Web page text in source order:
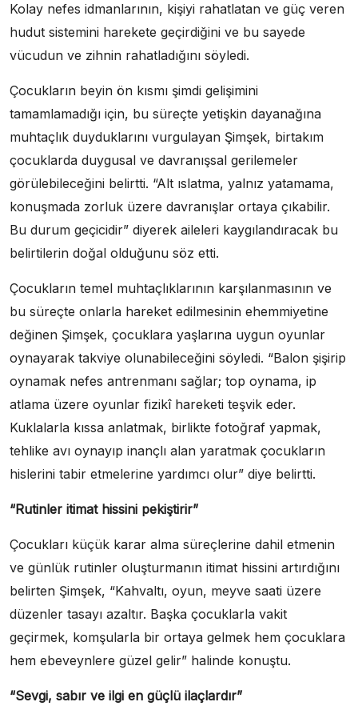
Kolay nefes idmanlarının, kişiyi rahatlatan ve güç veren
hudut sistemini harekete geçirdiğini ve bu sayede
vücudun ve zihnin rahatladığını söyledi.
Çocukların beyin ön kısmı şimdi gelişimini
tamamlamadığı için, bu süreçte yetişkin dayanağına
muhtaçlık duyduklarını vurgulayan Şimşek, birtakım
çocuklarda duygusal ve davranışsal gerilemeler
görülebileceğini belirtti. “Alt ıslatma, yalnız yatamama,
konuşmada zorluk üzere davranışlar ortaya çıkabilir.
Bu durum geçicidir” diyerek aileleri kaygılandıracak bu
belirtilerin doğal olduğunu söz etti.
Çocukların temel muhtaçlıklarının karşılanmasının ve
bu süreçte onlarla hareket edilmesinin ehemmiyetine
değinen Şimşek, çocuklara yaşlarına uygun oyunlar
oynayarak takviye olunabileceğini söyledi. “Balon şişirip
oynamak nefes antrenmanı sağlar; top oynama, ip
atlama üzere oyunlar fizikî hareketi teşvik eder.
Kuklalarla kıssa anlatmak, birlikte fotoğraf yapmak,
tehlike avı oynayıp inançlı alan yaratmak çocukların
hislerini tabir etmelerine yardımcı olur” diye belirtti.
“Rutinler itimat hissini pekiştirir”
Çocukları küçük karar alma süreçlerine dahil etmenin
ve günlük rutinler oluşturmanın itimat hissini artırdığını
belirten Şimşek, “Kahvaltı, oyun, meyve saati üzere
düzenler tasayı azaltır. Başka çocuklarla vakit
geçirmek, komşularla bir ortaya gelmek hem çocuklara
hem ebeveynlere güzel gelir” halinde konuştu.
“Sevgi, sabır ve ilgi en güçlü ilaçlardır”